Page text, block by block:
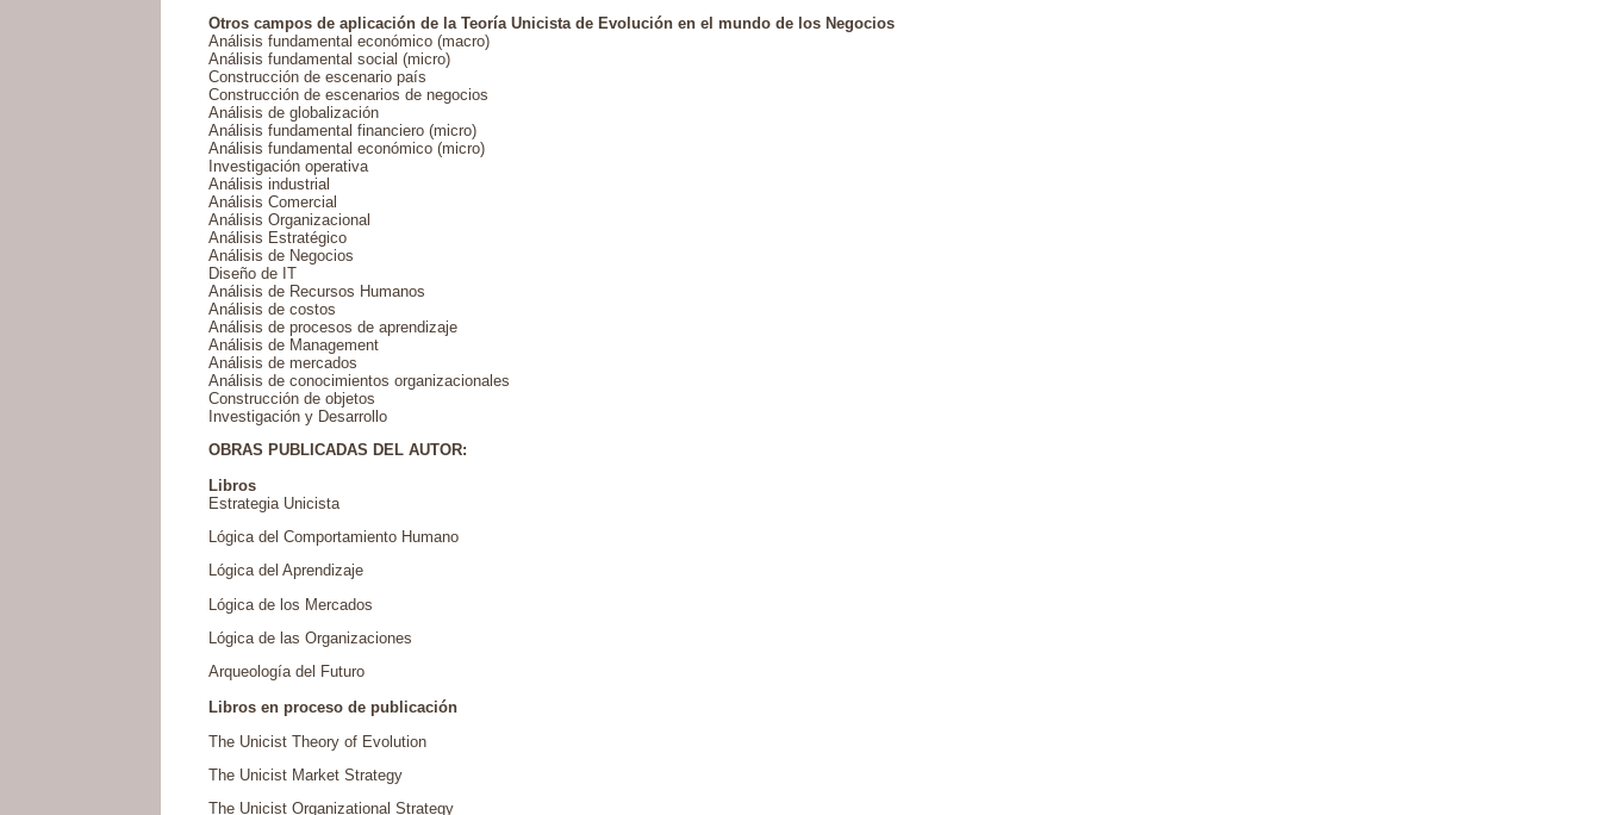
Otros campos de aplicación de la Teoría Unicista de Evolución en el mundo de los Negocios
Análisis fundamental económico (macro)
Análisis fundamental social (micro)
Construcción de escenario país
Construcción de escenarios de negocios
Análisis de globalización
Análisis fundamental financiero (micro)
Análisis fundamental económico (micro)
Investigación operativa
Análisis industrial
Análisis Comercial
Análisis Organizacional
Análisis Estratégico
Análisis de Negocios
Diseño de IT
Análisis de Recursos Humanos
Análisis de costos
Análisis de procesos de aprendizaje
Análisis de Management
Análisis de mercados
Análisis de conocimientos organizacionales
Construcción de objetos
Investigación y Desarrollo
OBRAS PUBLICADAS DEL AUTOR:
Libros
Estrategia Unicista
Lógica del Comportamiento Humano
Lógica del Aprendizaje
Lógica de los Mercados
Lógica de las Organizaciones
Arqueología del Futuro
Libros en proceso de publicación
The Unicist Theory of Evolution
The Unicist Market Strategy
The Unicist Organizational Strategy